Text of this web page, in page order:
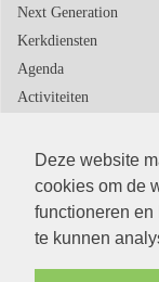
Deze website
cookies om de
functioneren
te kunnen
Next Generation
Kerkdiensten
Agenda
Activiteiten